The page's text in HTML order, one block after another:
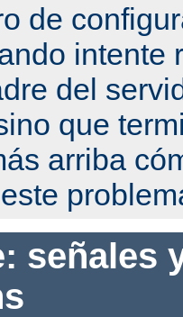
de
intente
del
que
arriba
señales